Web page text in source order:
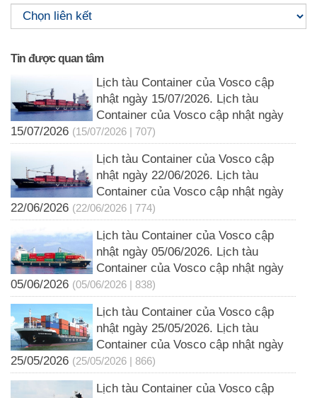
Tin được quan tâm
Lịch tàu Container của Vosco cập
nhật ngày 15/07/2026. Lịch tàu
Container của Vosco cập nhật ngày
15/07/2026 (15/07/2026 | 707)
Lịch tàu Container của Vosco cập
nhật ngày 22/06/2026. Lịch tàu
Container của Vosco cập nhật ngày
22/06/2026 (22/06/2026 | 774)
Lịch tàu Container của Vosco cập
nhật ngày 05/06/2026. Lịch tàu
Container của Vosco cập nhật ngày
05/06/2026 (05/06/2026 | 838)
Lịch tàu Container của Vosco cập
nhật ngày 25/05/2026. Lịch tàu
Container của Vosco cập nhật ngày
25/05/2026 (25/05/2026 | 866)
Lịch tàu Container của Vosco cập